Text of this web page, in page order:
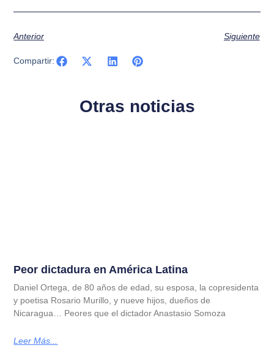
Anterior Siguiente
Compartir:
Otras noticias
Peor dictadura en América Latina
Daniel Ortega, de 80 años de edad, su esposa, la copresidenta
y poetisa Rosario Murillo, y nueve hijos, dueños de
Nicaragua… Peores que el dictador Anastasio Somoza
Leer Más...